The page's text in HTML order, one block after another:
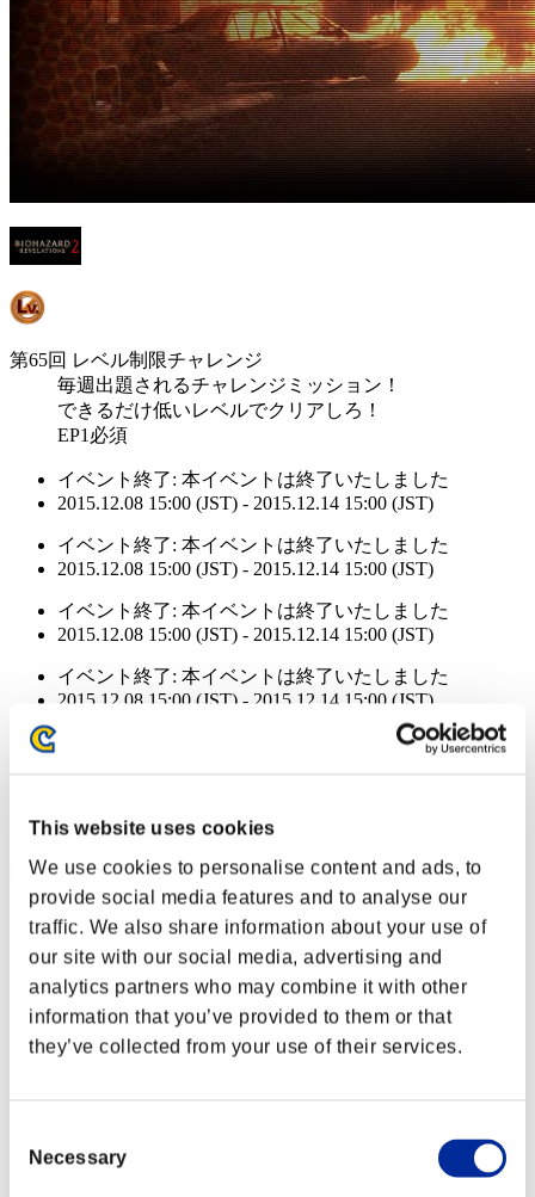
This website uses cookies
We use cookies to personalise content and ads, to
provide social media features and to analyse our
traffic. We also share information about your use of
our site with our social media, advertising and
analytics partners who may combine it with other
information that you’ve provided to them or that
they’ve collected from your use of their services.
Selection
Necessary
第65回 レベル制限チャレンジ
毎週出題されるチャレンジミッション！
できるだけ低いレベルでクリアしろ！
EP1必須
イベント終了: 本イベントは終了いたしました
2015.12.08 15:00 (JST) - 2015.12.14 15:00 (JST)
イベント終了: 本イベントは終了いたしました
2015.12.08 15:00 (JST) - 2015.12.14 15:00 (JST)
イベント終了: 本イベントは終了いたしました
2015.12.08 15:00 (JST) - 2015.12.14 15:00 (JST)
イベント終了: 本イベントは終了いたしました
2015.12.08 15:00 (JST) - 2015.12.14 15:00 (JST)
本イベントは終了いたしました
イベント報酬: 共通
達成報酬
クリアレベル 40以下
氷結弾
Lv.3
クリアレベル 30以下
エディショナルブロー
クリアレベル 20以下